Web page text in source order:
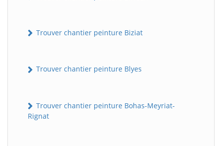
Trouver chantier peinture Biziat
Trouver chantier peinture Blyes
Trouver chantier peinture Bohas-Meyriat-
Rignat